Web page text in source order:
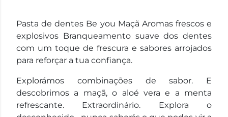
Pasta de dentes Be you Maçã Aromas frescos e
explosivos Branqueamento suave dos dentes
com um toque de frescura e sabores arrojados
para reforçar a tua confiança.
Explorámos combinações de sabor. E
descobrimos a maçã, o aloé vera e a menta
refrescante. Extraordinário. Explora o